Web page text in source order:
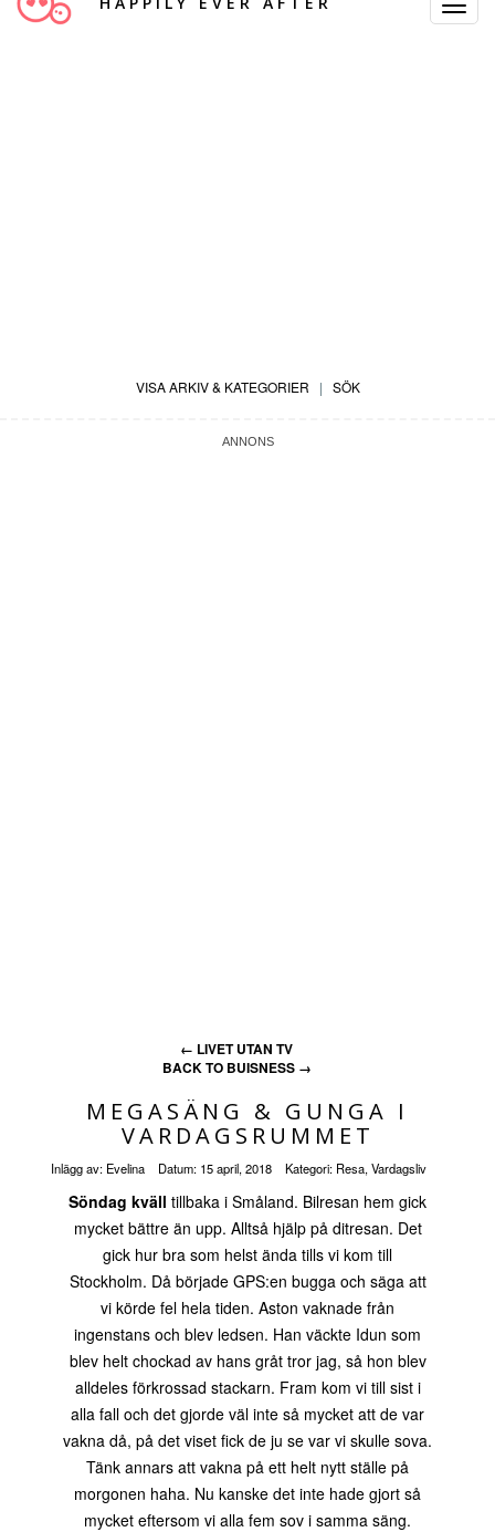
Toggle
VISA ARKIV & KATEGORIER | SÖK
← LIVET UTAN TV
BACK TO BUISNESS →
MEGASÄNG & GUNGA I
VARDAGSRUMMET
Inlägg av: Evelina Datum: 15 april, 2018 Kategori: Resa, Vardagsliv
Söndag kväll tillbaka i Småland. Bilresan hem gick
mycket bättre än upp. Alltså hjälp på ditresan. Det
gick hur bra som helst ända tills vi kom till
Stockholm. Då började GPS:en bugga och säga att
vi körde fel hela tiden. Aston vaknade från
ingenstans och blev ledsen. Han väckte Idun som
blev helt chockad av hans gråt tror jag, så hon blev
alldeles förkrossad stackarn. Fram kom vi till sist i
alla fall och det gjorde väl inte så mycket att de var
vakna då, på det viset fick de ju se var vi skulle sova.
Tänk annars att vakna på ett helt nytt ställe på
morgonen haha. Nu kanske det inte hade gjort så
mycket eftersom vi alla fem sov i samma säng.